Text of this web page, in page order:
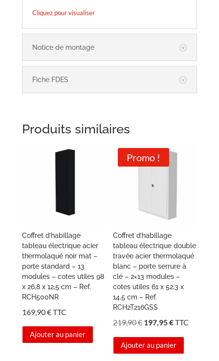
Cliquez pour visualiser
Notice de montage
Fiche FDES
Produits similaires
Coffret d’habillage
tableau électrique acier
thermolaqué noir mat –
porte standard – 13
modules – cotes utiles 98
x 26,8 x 12,5 cm – Ref.
RCH500NR
169,90€TTC
Ajouter au panier
Promo !
Coffret d’habillage
tableau électrique double
travée acier thermolaqué
blanc – porte serrure à
clé – 2×13 modules –
cotes utiles 61 x 52,3 x
14,5 cm – Ref.
RCH2T216GSS
219,90€ Le
initial
197,95€Le
actuel
TTC
Ajouter au panier